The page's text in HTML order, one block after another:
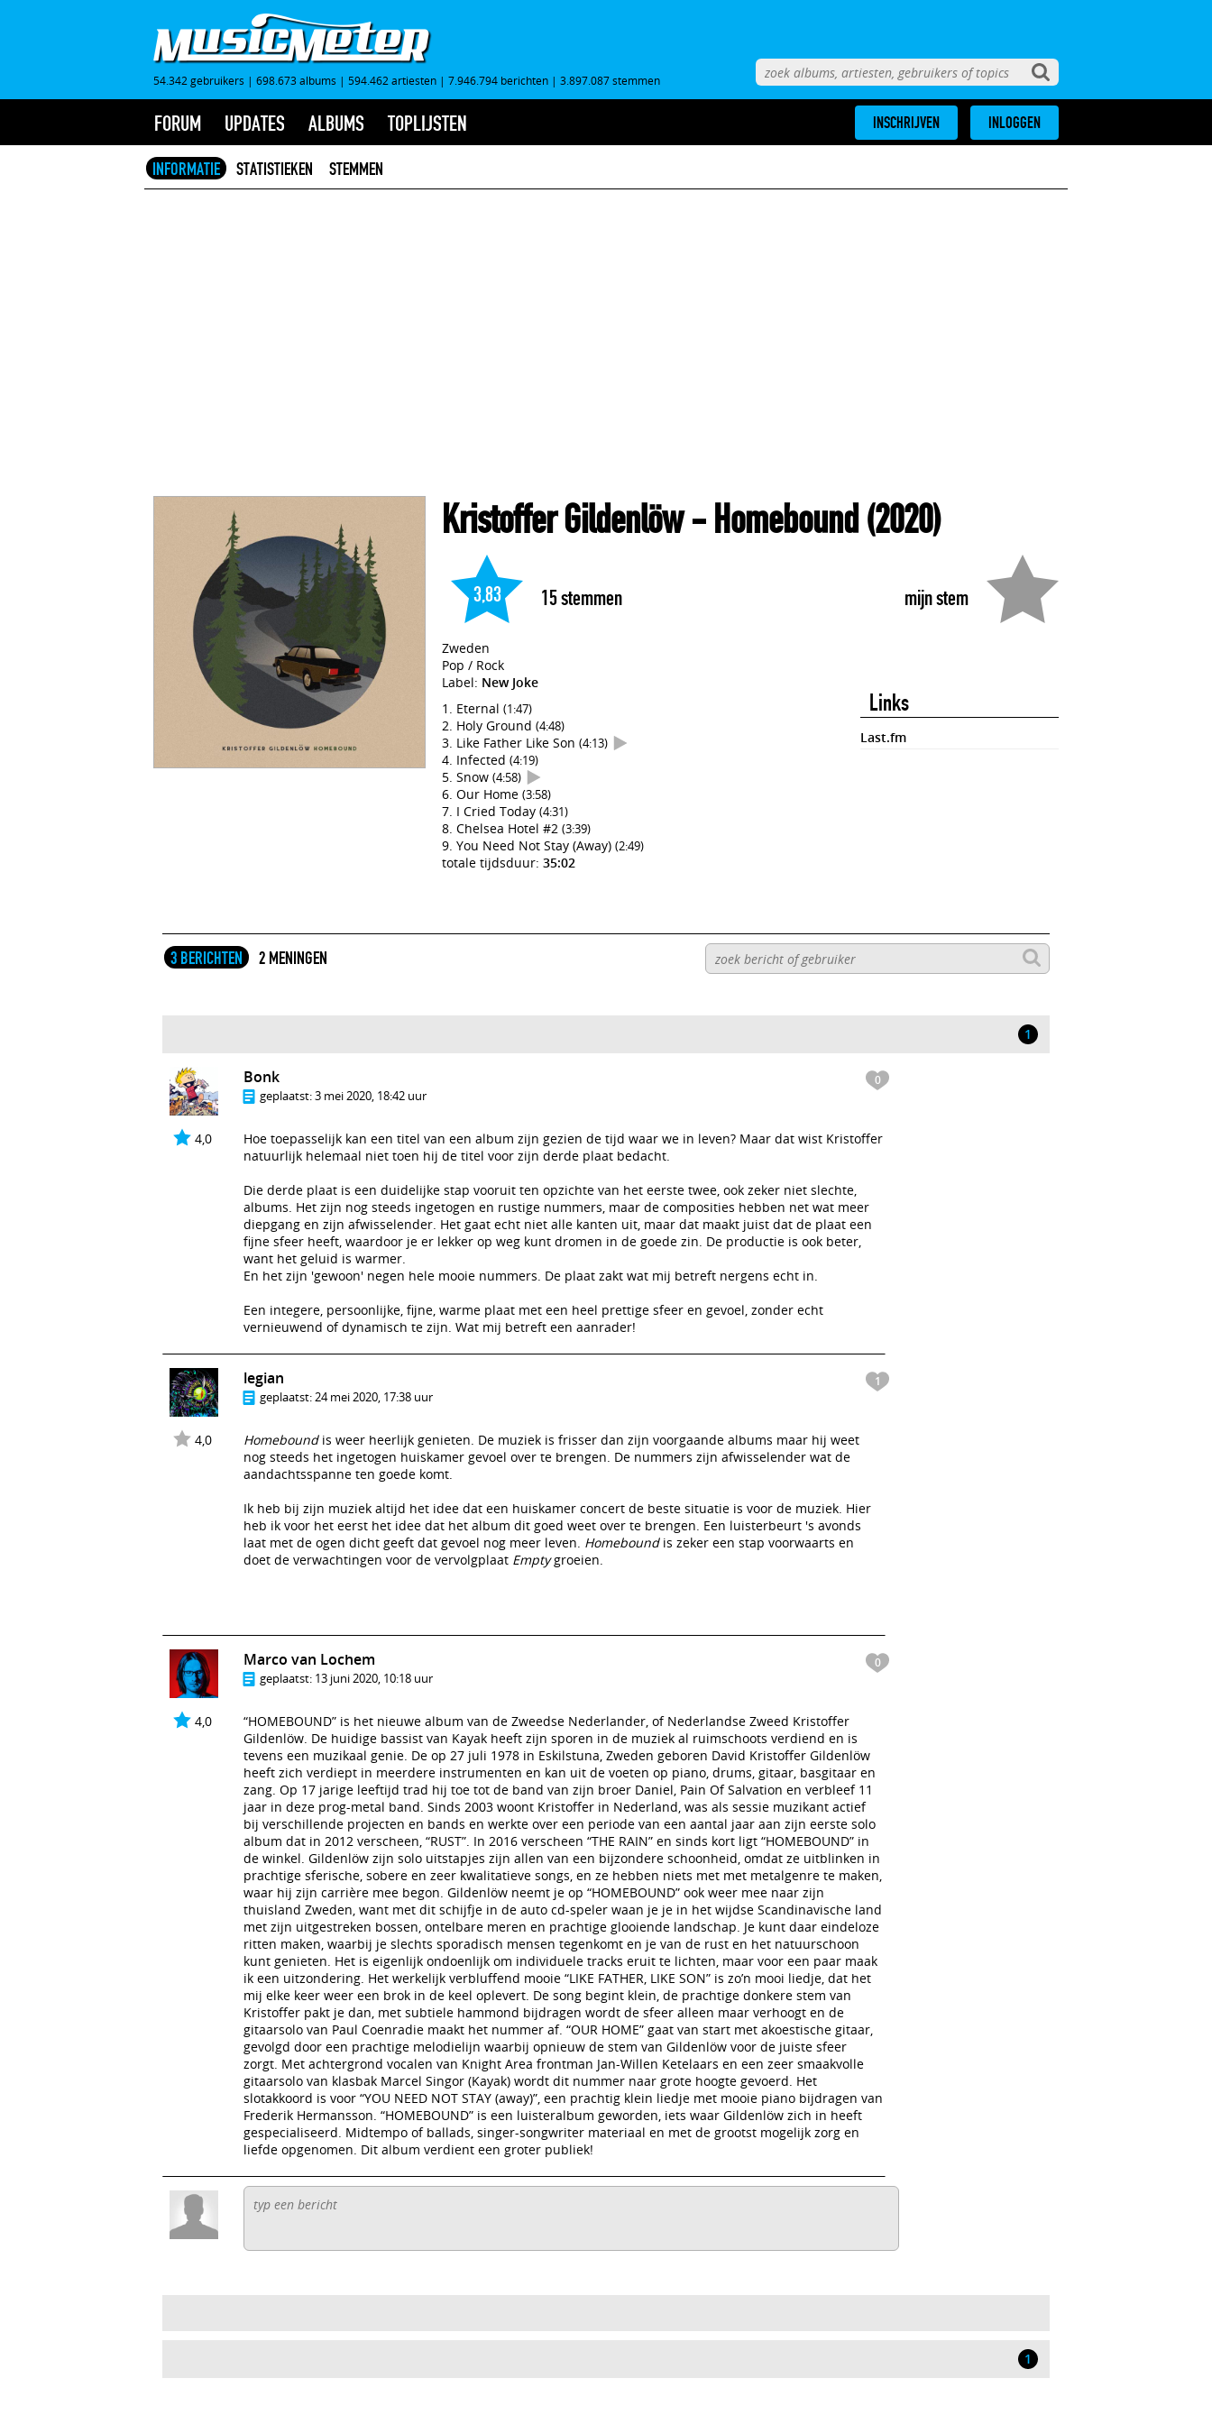
54.342 gebruikers | 698.673 albums | 594.462 artiesten | 7.946.794 berichten | 3.897.087 stemmen
FORUM UPDATES ALBUMS TOPLIJSTEN INSCHRIJVEN INLOGGEN
INFORMATIE STATISTIEKEN STEMMEN
Kristoffer Gildenlöw- Homebound(2020)
mijn stem
3,83 15stemmen
Zweden
Pop / Rock
Label: New Joke
Eternal (1:47)
Holy Ground (4:48)
Like Father Like Son (4:13)
Infected (4:19)
Snow (4:58)
Our Home (3:58)
I Cried Today (4:31)
Chelsea Hotel #2 (3:39)
You Need Not Stay (Away) (2:49)
totale tijdsduur: 35:02
Links
Last.fm
3 BERICHTEN 2 MENINGEN
1
4,0
0
Bonk
geplaatst:3 mei 2020, 18:42 uur
Hoe toepasselijk kan een titel van een album zijn gezien de tijd waar we in leven? Maar dat wist Kristoffer
natuurlijk helemaal niet toen hij de titel voor zijn derde plaat bedacht.
Die derde plaat is een duidelijke stap vooruit ten opzichte van het eerste twee, ook zeker niet slechte,
albums. Het zijn nog steeds ingetogen en rustige nummers, maar de composities hebben net wat meer
diepgang en zijn afwisselender. Het gaat echt niet alle kanten uit, maar dat maakt juist dat de plaat een
fijne sfeer heeft, waardoor je er lekker op weg kunt dromen in de goede zin. De productie is ook beter,
want het geluid is warmer.
En het zijn 'gewoon' negen hele mooie nummers. De plaat zakt wat mij betreft nergens echt in.
Een integere, persoonlijke, fijne, warme plaat met een heel prettige sfeer en gevoel, zonder echt
vernieuwend of dynamisch te zijn. Wat mij betreft een aanrader!
4,0
1
legian
geplaatst:24 mei 2020, 17:38 uur
Homebound is weer heerlijk genieten. De muziek is frisser dan zijn voorgaande albums maar hij weet
nog steeds het ingetogen huiskamer gevoel over te brengen. De nummers zijn afwisselender wat de
aandachtsspanne ten goede komt.
Ik heb bij zijn muziek altijd het idee dat een huiskamer concert de beste situatie is voor de muziek. Hier
heb ik voor het eerst het idee dat het album dit goed weet over te brengen. Een luisterbeurt 's avonds
laat met de ogen dicht geeft dat gevoel nog meer leven. Homebound is zeker een stap voorwaarts en
doet de verwachtingen voor de vervolgplaat Emptygroeien.
4,0
0
Marco van Lochem
geplaatst: 13 juni 2020, 10:18 uur
“HOMEBOUND” is het nieuwe album van de Zweedse Nederlander, of Nederlandse Zweed Kristoffer
Gildenlöw. De huidige bassist van Kayak heeft zijn sporen in de muziek al ruimschoots verdiend en is
tevens een muzikaal genie. De op 27 juli 1978 in Eskilstuna, Zweden geboren David Kristoffer Gildenlöw
heeft zich verdiept in meerdere instrumenten en kan uit de voeten op piano, drums, gitaar, basgitaar en
zang. Op 17 jarige leeftijd trad hij toe tot de band van zijn broer Daniel, Pain Of Salvation en verbleef 11
jaar in deze prog-metal band. Sinds 2003 woont Kristoffer in Nederland, was als sessie muzikant actief
bij verschillende projecten en bands en werkte over een periode van een aantal jaar aan zijn eerste solo
album dat in 2012 verscheen, “RUST”. In 2016 verscheen “THE RAIN” en sinds kort ligt “HOMEBOUND” in
de winkel. Gildenlöw zijn solo uitstapjes zijn allen van een bijzondere schoonheid, omdat ze uitblinken in
prachtige sferische, sobere en zeer kwalitatieve songs, en ze hebben niets met met metalgenre te maken,
waar hij zijn carrière mee begon. Gildenlöw neemt je op “HOMEBOUND” ook weer mee naar zijn
thuisland Zweden, want met dit schijfje in de auto cd-speler waan je je in het wijdse Scandinavische land
met zijn uitgestreken bossen, ontelbare meren en prachtige glooiende landschap. Je kunt daar eindeloze
ritten maken, waarbij je slechts sporadisch mensen tegenkomt en je van de rust en het natuurschoon
kunt genieten. Het is eigenlijk ondoenlijk om individuele tracks eruit te lichten, maar voor een paar maak
ik een uitzondering. Het werkelijk verbluffend mooie “LIKE FATHER, LIKE SON” is zo’n mooi liedje, dat het
mij elke keer weer een brok in de keel oplevert. De song begint klein, de prachtige donkere stem van
Kristoffer pakt je dan, met subtiele hammond bijdragen wordt de sfeer alleen maar verhoogt en de
gitaarsolo van Paul Coenradie maakt het nummer af. “OUR HOME” gaat van start met akoestische gitaar,
gevolgd door een prachtige melodielijn waarbij opnieuw de stem van Gildenlöw voor de juiste sfeer
zorgt. Met achtergrond vocalen van Knight Area frontman Jan-Willen Ketelaars en een zeer smaakvolle
gitaarsolo van klasbak Marcel Singor (Kayak) wordt dit nummer naar grote hoogte gevoerd. Het
slotakkoord is voor “YOU NEED NOT STAY (away)”, een prachtig klein liedje met mooie piano bijdragen van
Frederik Hermansson. “HOMEBOUND” is een luisteralbum geworden, iets waar Gildenlöw zich in heeft
gespecialiseerd. Midtempo of ballads, singer-songwriter materiaal en met de grootst mogelijk zorg en
liefde opgenomen. Dit album verdient een groter publiek!
1